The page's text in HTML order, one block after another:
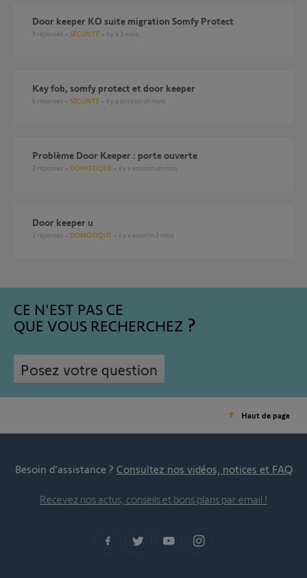
Door keeper KO suite migration Somfy Protect
9 réponses SÉCURITÉ il y a 3 mois
Key fob, somfy protect et door keeper
6 réponses SÉCURITÉ il y a environ un mois
Problème Door Keeper : porte ouverte
2 réponses DOMOTIQUE il y a environ un mois
Door keeper u
2 réponses DOMOTIQUE il y a environ 2 mois
CE N'EST PAS CE
QUE VOUS RECHERCHEZ
Posez votre question
Haut de page
Besoin d’assistance ? Consultez nos vidéos, notices et FAQ
Recevez nos actus, conseils et bons plans par email !